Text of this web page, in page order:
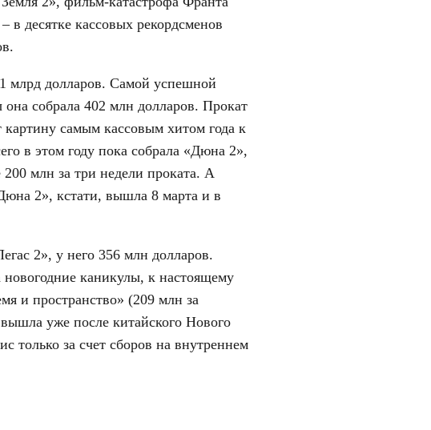
десятке кассовых рекордсменов
млрд долларов. Самой успешной
собрала 402 млн долларов. Прокат
самым кассовым хитом года к
в этом году пока собрала «Дюна 2»,
млн за три недели проката. А
2», кстати, вышла 8 марта и в
2», у него 356 млн долларов.
каникулы, к настоящему
и пространство» (209 млн за
уже после китайского Нового
только за счет сборов на внутреннем